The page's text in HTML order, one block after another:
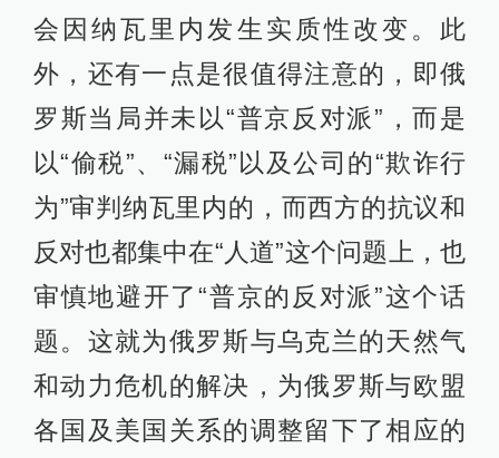
会因纳瓦里内发生实质性改变。此
外，还有一点是很值得注意的，即俄
罗斯当局并未以“普京反对派”，而是
以“偷税”、“漏税”以及公司的“欺诈行
为”审判纳瓦里内的，而西方的抗议和
反对也都集中在“人道”这个问题上，也
审慎地避开了“普京的反对派”这个话
题。这就为俄罗斯与乌克兰的天然气
和动力危机的解决，为俄罗斯与欧盟
各国及美国关系的调整留下了相应的